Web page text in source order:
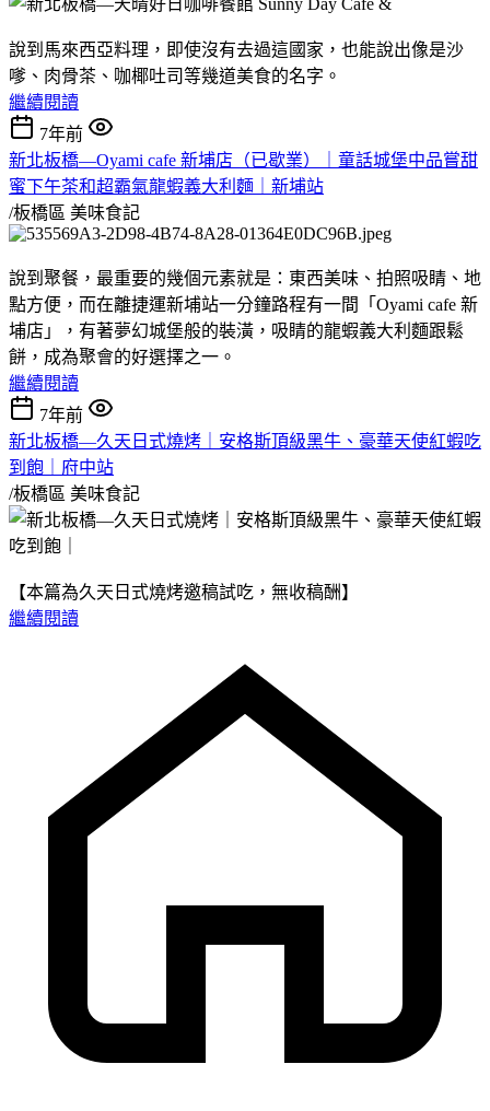
說到馬來西亞料理，即使沒有去過這國家，也能說出像是沙
嗲、肉骨茶、咖椰吐司等幾道美食的名字。
繼續閱讀
7年前
新北板橋—Oyami cafe 新埔店（已歇業）｜童話城堡中品嘗甜
蜜下午茶和超霸氣龍蝦義大利麵｜新埔站
/板橋區 美味食記
說到聚餐，最重要的幾個元素就是：東西美味、拍照吸睛、地
點方便，而在離捷運新埔站一分鐘路程有一間「Oyami cafe 新
埔店」，有著夢幻城堡般的裝潢，吸睛的龍蝦義大利麵跟鬆
餅，成為聚會的好選擇之一。
繼續閱讀
7年前
新北板橋—久天日式燒烤｜安格斯頂級黑牛、豪華天使紅蝦吃
到飽｜府中站
/板橋區 美味食記
【本篇為久天日式燒烤邀稿試吃，無收稿酬】
繼續閱讀